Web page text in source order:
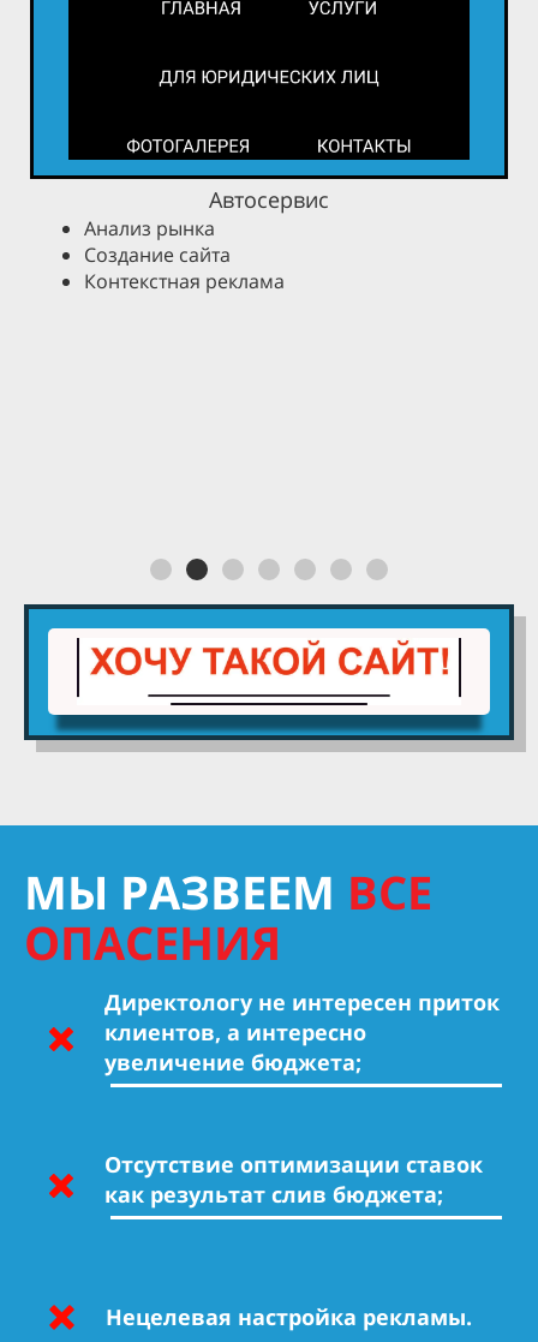
Автосервис
Анализ рынка
Создание сайта
Контекстная реклама
МЫ РАЗВЕЕМ ВСЕ
ОПАСЕНИЯ
Директологу не интересен приток
клиентов, а интересно
увеличение бюджета;
Отсутствие оптимизации ставок
как результат слив бюджета;
Нецелевая настройка рекламы.